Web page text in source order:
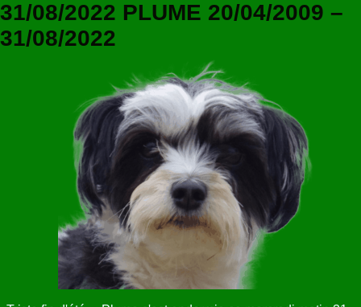
NOS VISITES
COMPRENDRE LE CHIEN▼
31/08/2022 PLUME 20/04/2009 –
31/08/2022